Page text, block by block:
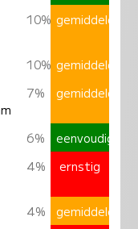
10% gemiddeld
10% gemiddeld
7% gemiddeld
6%
eenvoudig
4% ernstig
4%
gemiddeld